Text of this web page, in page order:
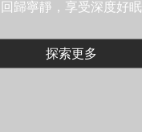
回歸寧靜，享受深度好眠
探索更多